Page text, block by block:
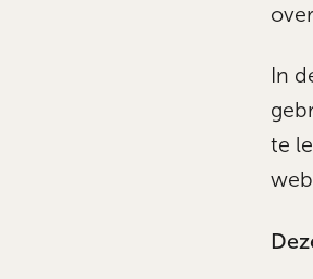
In
te